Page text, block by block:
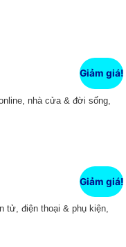
Giảm giá!
nhà cửa & đời sống,
Giảm giá!
tử, điện thoại & phụ kiện,